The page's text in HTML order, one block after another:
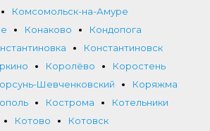
Комсомольск-на-Амуре
Конаково
Кондопога
Константиновск
Королёво
Коростень
Шевченковский
Коряжма
Кострома
Котельники
Котово
Котовск